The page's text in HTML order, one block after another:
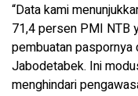
“Data kami
71,4 persen PMI NTB
pembuatan paspornya
Jabodetabek. Ini
menghindari